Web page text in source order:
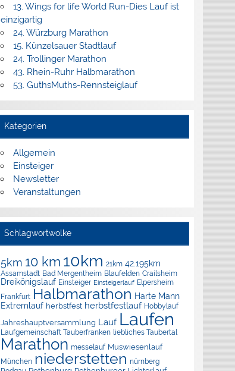
13. Wings for life World Run-Dies Lauf ist
einzigartig
24. Würzburg Marathon
15. Künzelsauer Stadtlauf
24. Trollinger Marathon
43. Rhein-Ruhr Halbmarathon
53. GuthsMuths-Rennsteiglauf
Kategorien
Allgemein
Einsteiger
Newsletter
Veranstaltungen
Schlagwortwolke
5km 10 km 10km 21km 42.195km
Assamstadt Bad Mergentheim Blaufelden Crailsheim
Dreikönigslauf Einsteiger Einsteigerlauf Elpersheim
Frankfurt Halbmarathon Harte Mann
Extremlauf herbstfest herbstfestlauf Hobbylauf
Jahreshauptversammlung Lauf Laufen
Laufgemeinschaft Tauberfranken liebliches Taubertal
Marathon messelauf Muswiesenlauf
München niederstetten nürnberg